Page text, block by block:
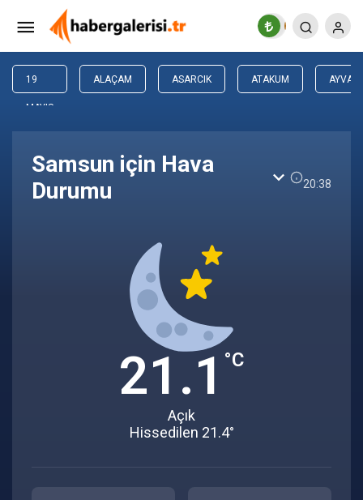
19
MAYIS
ALAÇAM ASARCIK ATAKUM
Samsun için Hava
Durumu
20:38
21.1 °C
Açık
Hissedilen 21.4°